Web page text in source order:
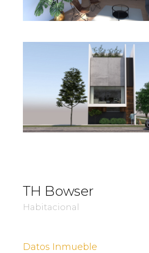
TH Bowser
Habitacional
Datos Inmueble